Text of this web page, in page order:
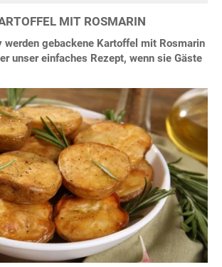
MIT ROSMARIN
werden gebackene Kartoffel mit Rosmarin
unser einfaches Rezept, wenn sie Gäste